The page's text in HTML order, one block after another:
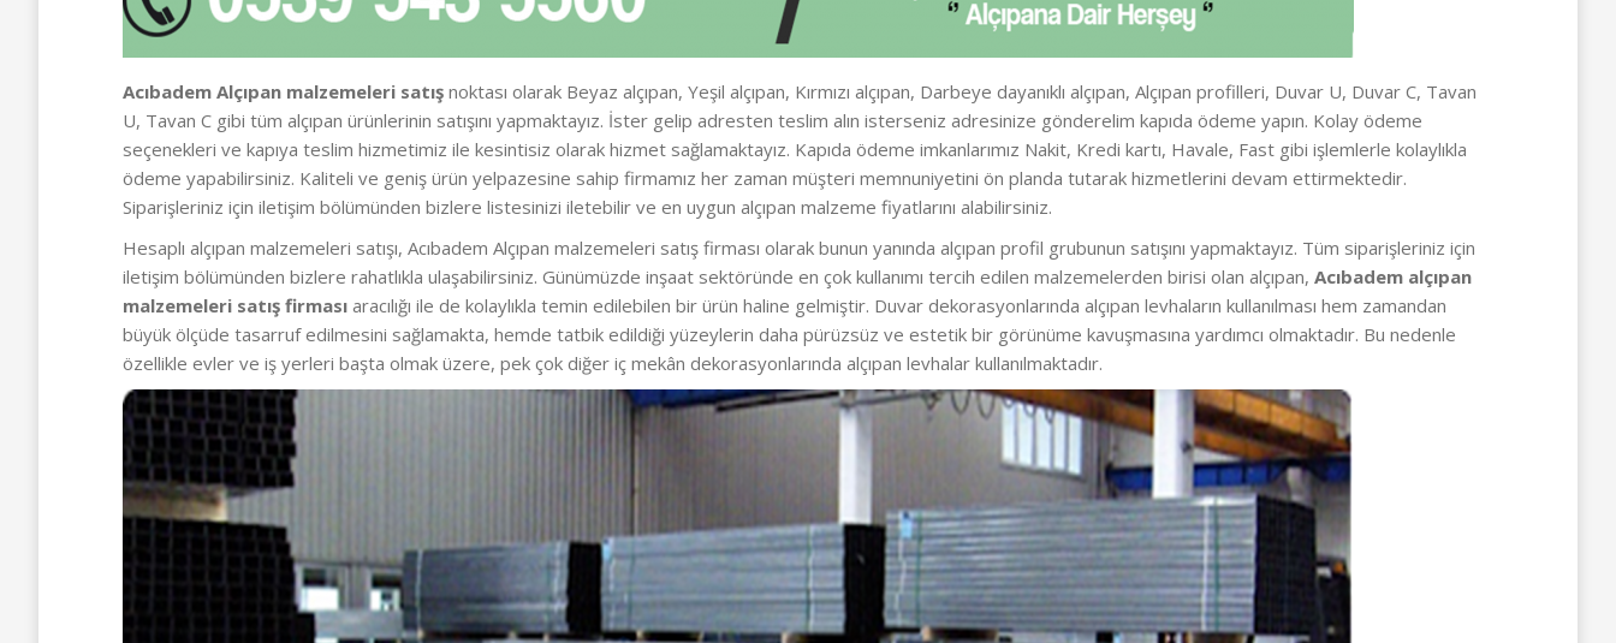
Acıbadem Alçıpan malzemeleri satış noktası olarak Beyaz alçıpan, Yeşil alçıpan, Kırmızı alçıpan, Darbeye dayanıklı alçıpan, Alçıpan profilleri, Duvar U, Duvar C, Tavan
U, Tavan C gibi tüm alçıpan ürünlerinin satışını yapmaktayız. İster gelip adresten teslim alın isterseniz adresinize gönderelim kapıda ödeme yapın. Kolay ödeme
seçenekleri ve kapıya teslim hizmetimiz ile kesintisiz olarak hizmet sağlamaktayız. Kapıda ödeme imkanlarımız Nakit, Kredi kartı, Havale, Fast gibi işlemlerle kolaylıkla
ödeme yapabilirsiniz. Kaliteli ve geniş ürün yelpazesine sahip firmamız her zaman müşteri memnuniyetini ön planda tutarak hizmetlerini devam ettirmektedir.
Siparişleriniz için iletişim bölümünden bizlere listesinizi iletebilir ve en uygun alçıpan malzeme fiyatlarını alabilirsiniz.
Hesaplı alçıpan malzemeleri satışı, Acıbadem Alçıpan malzemeleri satış firması olarak bunun yanında alçıpan profil grubunun satışını yapmaktayız. Tüm siparişleriniz için
iletişim bölümünden bizlere rahatlıkla ulaşabilirsiniz. Günümüzde inşaat sektöründe en çok kullanımı tercih edilen malzemelerden birisi olan alçıpan, Acıbadem alçıpan
malzemeleri satış firması aracılığı ile de kolaylıkla temin edilebilen bir ürün haline gelmiştir. Duvar dekorasyonlarında alçıpan levhaların kullanılması hem zamandan
büyük ölçüde tasarruf edilmesini sağlamakta, hemde tatbik edildiği yüzeylerin daha pürüzsüz ve estetik bir görünüme kavuşmasına yardımcı olmaktadır. Bu nedenle
özellikle evler ve iş yerleri başta olmak üzere, pek çok diğer iç mekân dekorasyonlarında alçıpan levhalar kullanılmaktadır.